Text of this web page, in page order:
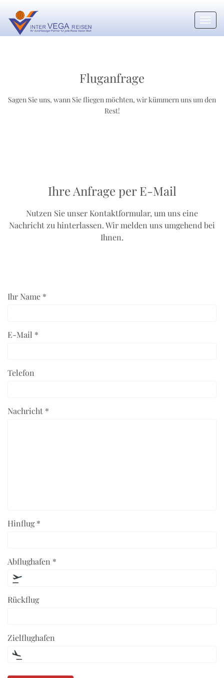
Fluganfrage
Sagen Sie uns, wann Sie fliegen möchten, wir kümmern uns um den
Rest!
Ihre Anfrage per E-Mail
Nutzen Sie unser Kontaktformular, um uns eine
Nachricht zu hinterlassen. Wir melden uns umgehend bei
Ihnen.
Ihr Name *
E-Mail *
Telefon
Nachricht *
Hinflug *
Abflughafen *
Rückflug
Zielflughafen